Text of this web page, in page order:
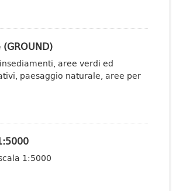
aree verdi ed
paesaggio naturale, aree per
1:5000